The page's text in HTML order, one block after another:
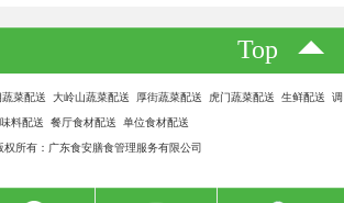
Top
蔬菜配送 大岭山蔬菜配送 厚街蔬菜配送 虎门蔬菜配送 生鲜配送 调
味料配送 餐厅食材配送 单位食材配送
权所有：广东食安膳食管理服务有限公司